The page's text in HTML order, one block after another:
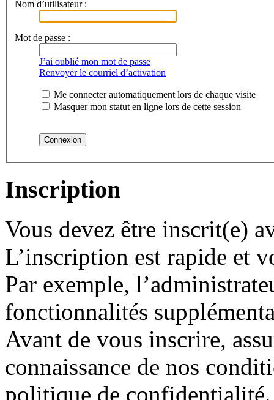
Nom d’utilisateur :
Mot de passe :
J’ai oublié mon mot de passe
Renvoyer le courriel d’activation
Me connecter automatiquement lors de chaque visite
Masquer mon statut en ligne lors de cette session
Inscription
Vous devez être inscrit(e)
L’inscription est rapide et
Par exemple,
fonctionnalités
Avant de vous inscrire,
connaissance de nos
politique de